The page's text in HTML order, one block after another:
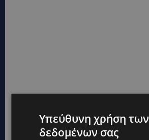
Υπεύθυνη χρήση των
δεδομένων σας